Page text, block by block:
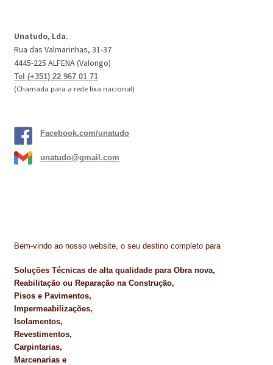
IMPERMEABILIZAÇÃO DE COBERTURAS (SISTEMA)
IMPERMEABILIZAÇÃO EM PISCINAS
INQUÉRITO DE SATISFAÇÃO DO CLIENTE
ISOLAMENTO TÉRMICO (ETICS)
NEWSLETTER
PINTURA PAVIMENTOS DE CIMENTO
PISOS DESPORTIVOS
Unatudo, Lda.
Rua das Valmarinhas, 31-37
4445-225 ALFENA (Valongo)
Tel (+351) 22 967 01 71
(Chamada para a rede fixa nacional)
Facebook.com/unatudo
unatudo@gmail.com
Bem-vindo ao nosso website, o seu destino completo para
Soluções Técnicas de alta qualidade para Obra nova,
Reabilitação ou Reparação na Construção,
Pisos e Pavimentos,
Impermeabilizações,
Isolamentos,
Revestimentos,
Carpintarias,
Marcenarias e